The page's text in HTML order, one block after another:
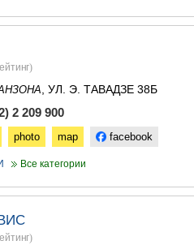
)
, УЛ. Э. ТАВАДЗЕ 38Б
2 209 900
photo map facebook
Все категории
)